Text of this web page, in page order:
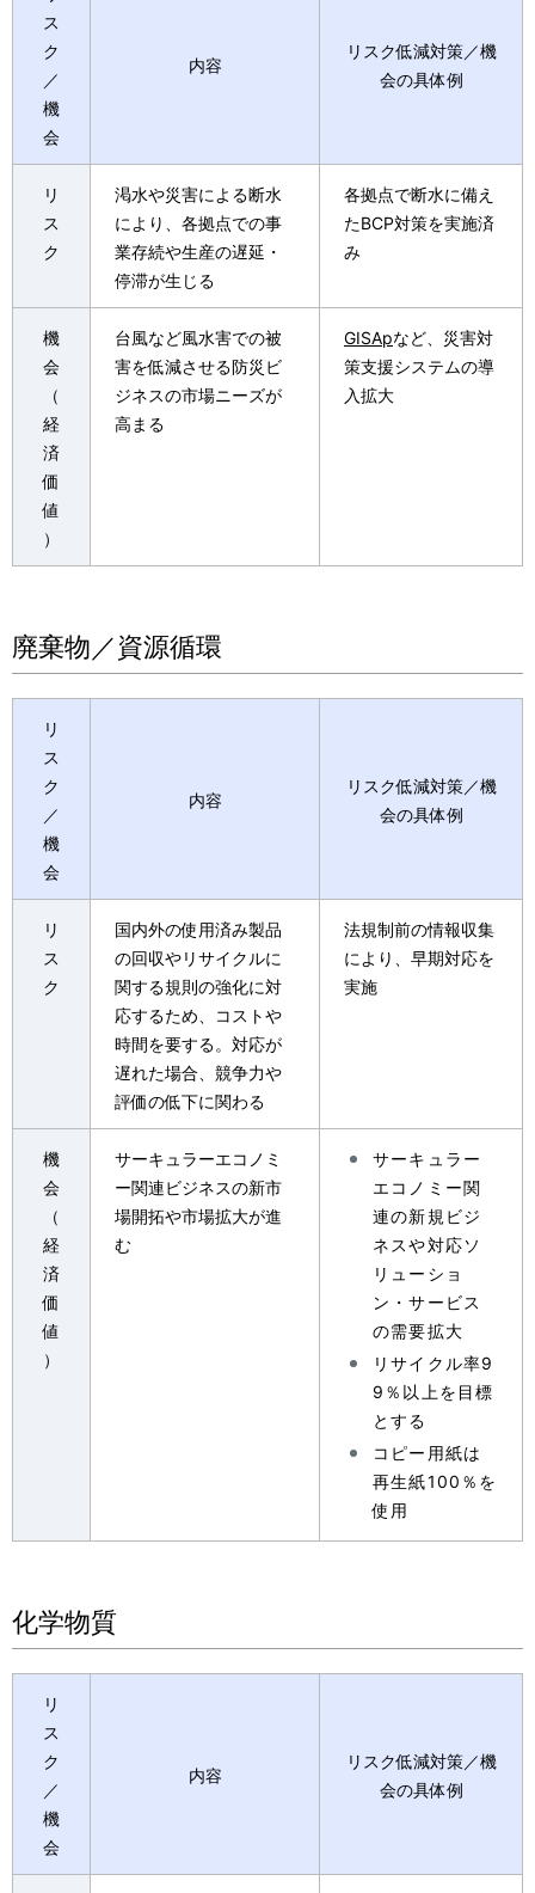
ス
ク
／
機
会
内容
リスク低減対策／機
会の具体例
リ
ス
ク
渇水や災害による断水
により、各拠点での事
業存続や生産の遅延・
停滞が生じる
各拠点で断水に備え
たBCP対策を実施済
み
機
会
（
経
済
価
値
）
台風など風水害での被
害を低減させる防災ビ
ジネスの市場ニーズが
高まる
GISApなど、災害対
策支援システムの導
入拡大
廃棄物／資源循環
リ
ス
ク
／
機
会
内容
リスク低減対策／機
会の具体例
リ
ス
ク
国内外の使用済み製品
の回収やリサイクルに
関する規則の強化に対
応するため、コストや
時間を要する。対応が
遅れた場合、競争力や
評価の低下に関わる
法規制前の情報収集
により、早期対応を
実施
機
会
（
経
済
価
値
）
サーキュラーエコノミ
ー関連ビジネスの新市
場開拓や市場拡大が進
む
サーキュラー
エコノミー関
連の新規ビジ
ネスや対応ソ
リューショ
ン・サービス
の需要拡大
リサイクル率9
9％以上を目標
とする
コピー用紙は
再生紙100％を
使用
化学物質
リ
ス
ク
／
機
会
内容
リスク低減対策／機
会の具体例